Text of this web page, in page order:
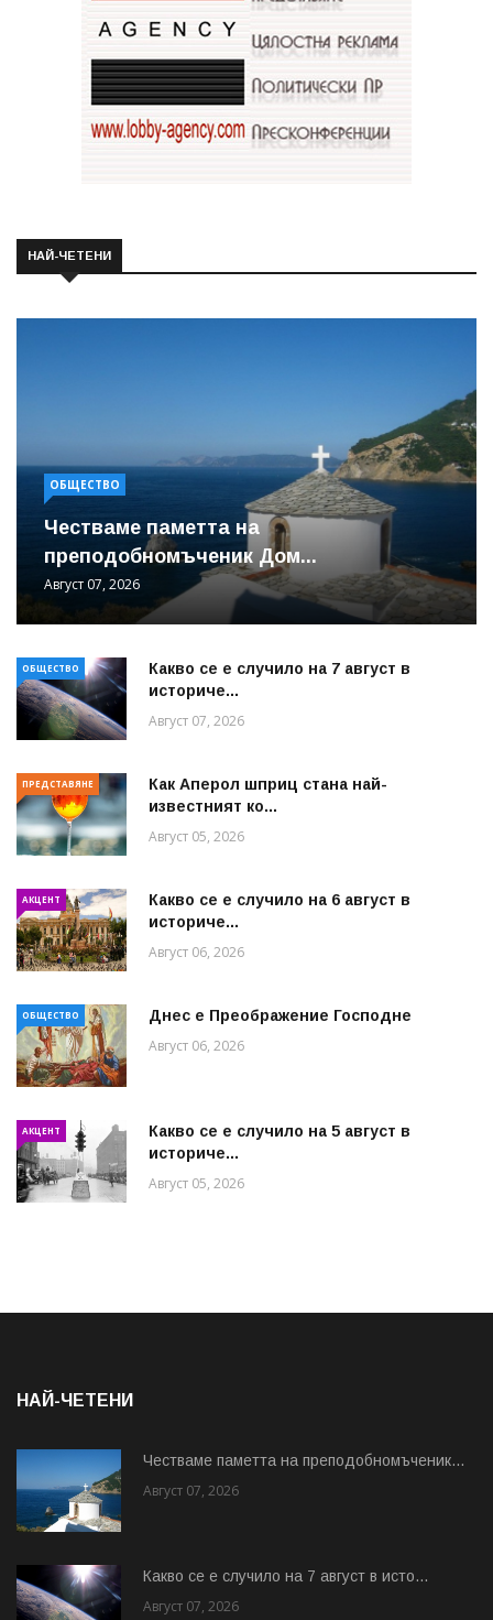
НАЙ-ЧЕТЕНИ
ОБЩЕСТВО
Честваме паметта на
преподобномъченик Дом...
Август 07, 2026
ОБЩЕСТВО
Какво се е случило на 7 август в
историче...
Август 07, 2026
ПРЕДСТАВЯНЕ
Как Аперол шприц стана най-
известният ко...
Август 05, 2026
АКЦЕНТ
Какво се е случило на 6 август в
историче...
Август 06, 2026
ОБЩЕСТВО Днес е Преображение Господне
Август 06, 2026
АКЦЕНТ
Какво се е случило на 5 август в
историче...
Август 05, 2026
НАЙ-ЧЕТЕНИ
Честваме паметта на преподобномъченик...
Август 07, 2026
Какво се е случило на 7 август в исто...
Август 07, 2026